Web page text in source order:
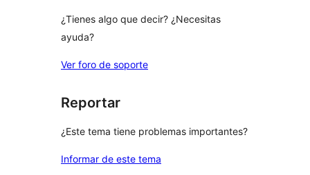
¿Tienes algo que decir? ¿Necesitas
ayuda?
Ver foro de soporte
Reportar
¿Este tema tiene problemas importantes?
Informar de este tema